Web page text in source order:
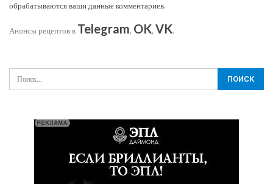
обрабатываются ваши данные комментариев.
Анонсы рецептов в Telegram, OK, VK.